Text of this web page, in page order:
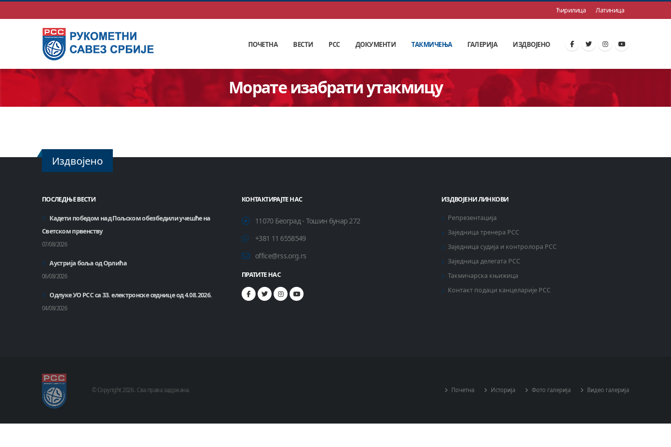
Ћирилица Латиница
ПОЧЕТНА ВЕСТИ РСС ДОКУМЕНТИ ТАКМИЧЕЊА ГАЛЕРИЈА ИЗДВОЈЕНО
Морате изабрати утакмицу
Издвојено
ПОСЛЕДЊЕ ВЕСТИ
Кадети победом над Пољском обезбедили учешће на
Светском првенству
07/08/2026
Аустрија боља од Орлића
06/08/2026
Одлуке УО РСС са 33. електронске седнице од 4.08.2026.
04/08/2026
КОНТАКТИРАЈТЕ НАС
11070 Београд - Тошин бунар 272
+381 11 6558549
office@rss.org.rs
ПРАТИТЕ НАС
ИЗДВОЈЕНИ ЛИНКОВИ
Репрезентација
Заједница тренера РСС
Заједница судија и контролора РСС
Заједница делегата РСС
Такмичарска књижица
Контакт подаци канцеларије РСС
© Copyright 2026 . Сва права задржана. Почетна Историја Фото галерија Видео галерија